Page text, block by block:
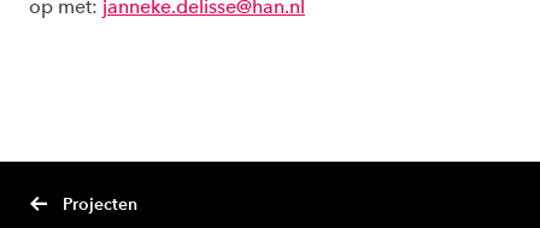
op met: janneke.delisse@han.nl
Projecten